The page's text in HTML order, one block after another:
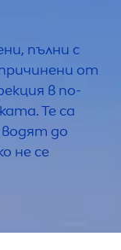
пълни с
от
в по-
Те са
до
не се